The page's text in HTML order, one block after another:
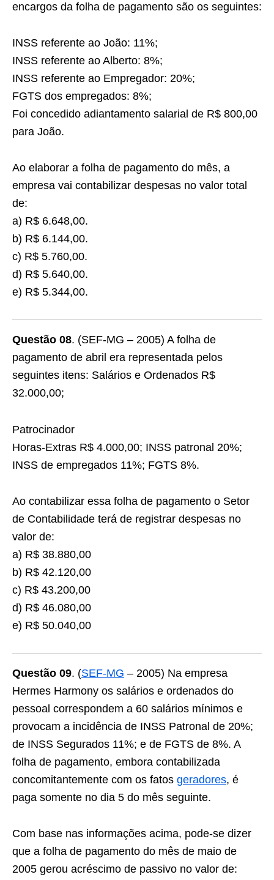
encargos da folha de pagamento são os seguintes:
INSS referente ao João: 11%;
INSS referente ao Alberto: 8%;
INSS referente ao Empregador: 20%;
FGTS dos empregados: 8%;
Foi concedido adiantamento salarial de R$ 800,00
para João.
Ao elaborar a folha de pagamento do mês, a
empresa vai contabilizar despesas no valor total
de:
a) R$ 6.648,00.
b) R$ 6.144,00.
c) R$ 5.760,00.
d) R$ 5.640,00.
e) R$ 5.344,00.
Questão 08. (SEF-MG – 2005) A folha de
pagamento de abril era representada pelos
seguintes itens: Salários e Ordenados R$
32.000,00;
Patrocinador
Horas-Extras R$ 4.000,00; INSS patronal 20%;
INSS de empregados 11%; FGTS 8%.
Ao contabilizar essa folha de pagamento o Setor
de Contabilidade terá de registrar despesas no
valor de:
a) R$ 38.880,00
b) R$ 42.120,00
c) R$ 43.200,00
d) R$ 46.080,00
e) R$ 50.040,00
Questão 09. (SEF-MG – 2005) Na empresa
Hermes Harmony os salários e ordenados do
pessoal correspondem a 60 salários mínimos e
provocam a incidência de INSS Patronal de 20%;
de INSS Segurados 11%; e de FGTS de 8%. A
folha de pagamento, embora contabilizada
concomitantemente com os fatos geradores, é
paga somente no dia 5 do mês seguinte.
Com base nas informações acima, pode-se dizer
que a folha de pagamento do mês de maio de
2005 gerou acréscimo de passivo no valor de: